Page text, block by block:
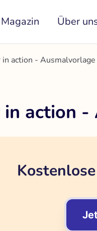
Magazin Über
action -
action